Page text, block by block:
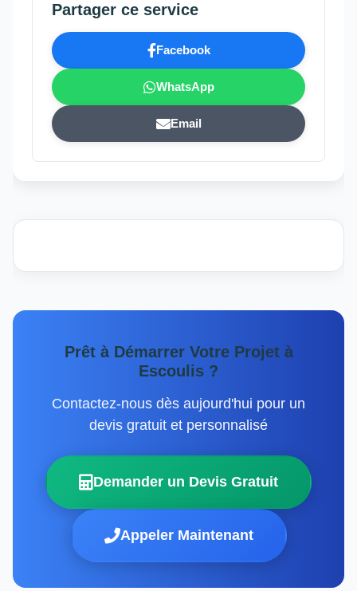
Partager ce service
Facebook
WhatsApp
Email
Prêt à Démarrer Votre Projet à
Escoulis ?
Contactez-nous dès aujourd'hui pour un
devis gratuit et personnalisé
Demander un Devis Gratuit
Appeler Maintenant